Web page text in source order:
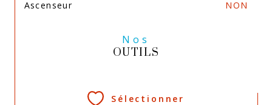
Ascenseur NON
Nos
OUTILS
Sélectionner